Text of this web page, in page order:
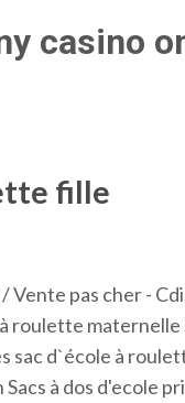
casino
fille
pas cher -
roulette
sac d`école à
à dos d'ecole